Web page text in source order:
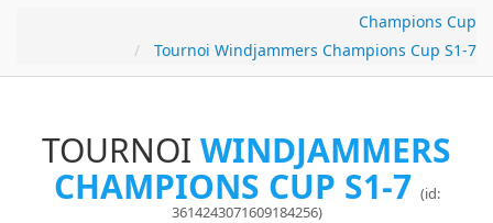
Champions Cup
Tournoi Windjammers Champions Cup S1-7
TOURNOI WINDJAMMERS
CHAMPIONS CUP S1-7 (id:
3614243071609184256)